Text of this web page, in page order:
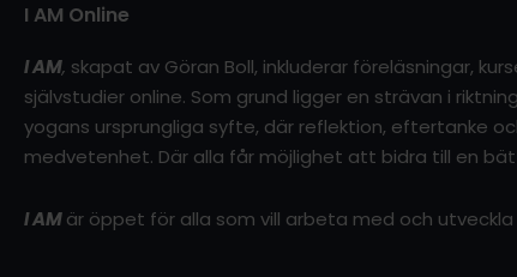
I AM Online
I AM, skapat av Göran Boll, inkluderar föreläsningar,
självstudier online. Som grund ligger en strävan i
yogans ursprungliga syfte, där reflektion, eftertanke
medvetenhet. Där alla får möjlighet att bidra till en
I AMär öppet för alla som vill arbeta med och